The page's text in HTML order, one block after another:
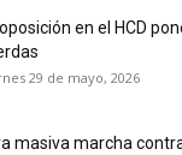
en el HCD
29 de mayo, 2026
masiva marcha